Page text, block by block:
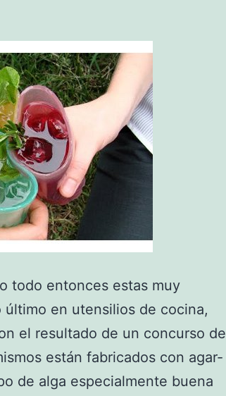
todo entonces estas muy
en utensilios de cocina,
el resultado de un concurso de
están fabricados con agar-
de alga especialmente buena